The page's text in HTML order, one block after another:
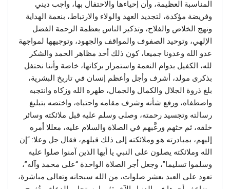
المناسبة العظيمة، وأن إحياءها والاحتفال بها، واجب ديني
وفريضة مؤكدة، لتجديد العهد والولاء والارتباط، بنعمة الهداية
ونهج الخلاص والفلاح، وتذكير الناس بعظمة الرحمة الفضل
الإلهي، وتوحيد الصفوف والمواقف والجهود، وتوجيهها لمواجهة
عدو الله وعدونا جميعا، كون ذلك أحد مظاهر الحمد والشكر
لله، الكفيل بدوام النعمة واستمرار بركاتها، خاصة وأننا نحتفل
بذكرى مولد، أشرف وأجل وأعظم إنسان في تاريخ البشرية،
بلغ ذروة الجلال والكمال والجمال، طهره الله وزكاه وانتجبه
واصطفاه، ورفع شأنه وشرف مقامه واجتباه، واختصه بتبليغ
رسالته وتجسيد رحمته، وصلى وسلم عليه قبل ملائكته وسائر
خلقه، ثم حثهم ورغَّبهم في الصلاة والسلام عليه، معللا أمره
إليهم، بمبادرته هو وملائكته إلى ذلك قبلهم، فقال جل وعلا: “إن
الله وملائكته يصلون على النبي يا أيها الذين آمنوا صلوا عليه
وسلموا تسليما”، وجعل أجر الصلاة الواحدة “على محمد وآله”،
تعود على العبد بعشر صلوات، من الله سبحانه وتعالى مباشرة،